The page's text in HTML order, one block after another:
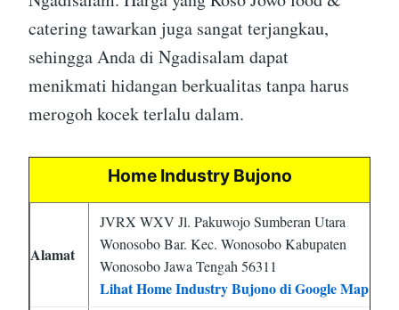
catering tawarkan juga sangat terjangkau,
sehingga Anda di Ngadisalam dapat
menikmati hidangan berkualitas tanpa harus
merogoh kocek terlalu dalam.
Home Industry Bujono
Alamat
JVRX WXV Jl. Pakuwojo Sumberan Utara
Wonosobo Bar. Kec. Wonosobo Kabupaten
Wonosobo Jawa Tengah 56311
Lihat Home Industry Bujono di Google Map